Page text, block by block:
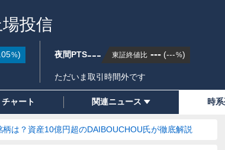
投信
%) 夜間PTS--- 東証終値比 --- (---%)
ただいま取引時間外です
チャート 関連ニュース 時系
は？資産10億円超のDAIBOUCHOU氏が徹底解説